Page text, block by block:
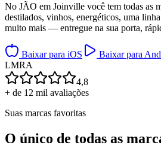
No JÃO em Joinville você tem todas as
destilados, vinhos, energéticos, uma
muito mais — entregue na sua porta,
Baixar para iOS
Baixar para
LMRA
4,8
+ de 12 mil avaliações
Suas marcas favoritas
O único de todas as